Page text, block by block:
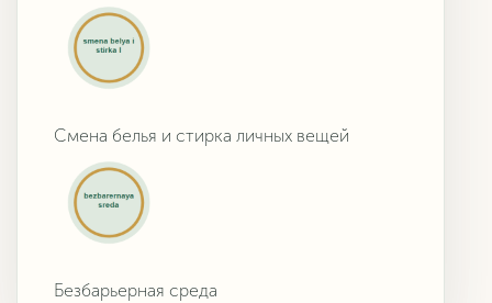
Смена белья и стирка личных вещей
Безбарьерная среда